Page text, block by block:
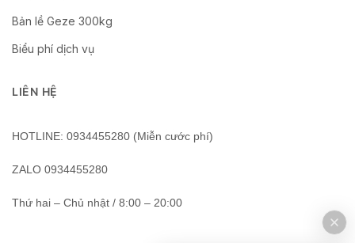
Bản lề Geze 300kg
Biểu phí dịch vụ
LIÊN HỆ
HOTLINE: 0934455280 (Miễn cước phí)
ZALO 0934455280
Thứ hai – Chủ nhật / 8:00 – 20:00